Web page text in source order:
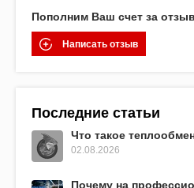
Пополним Ваш счет за отзыв
Написать отзыв
Последние статьи
Что такое
02.08.2026
Почему на